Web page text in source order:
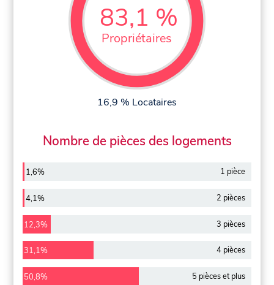
83,1 %
Propriétaires
16,9 % Locataires
Nombre de pièces des logements
1,6% 1 pièce
4,1% 2 pièces
12,3% 3 pièces
31,1% 4 pièces
50,8% 5 pièces et plus